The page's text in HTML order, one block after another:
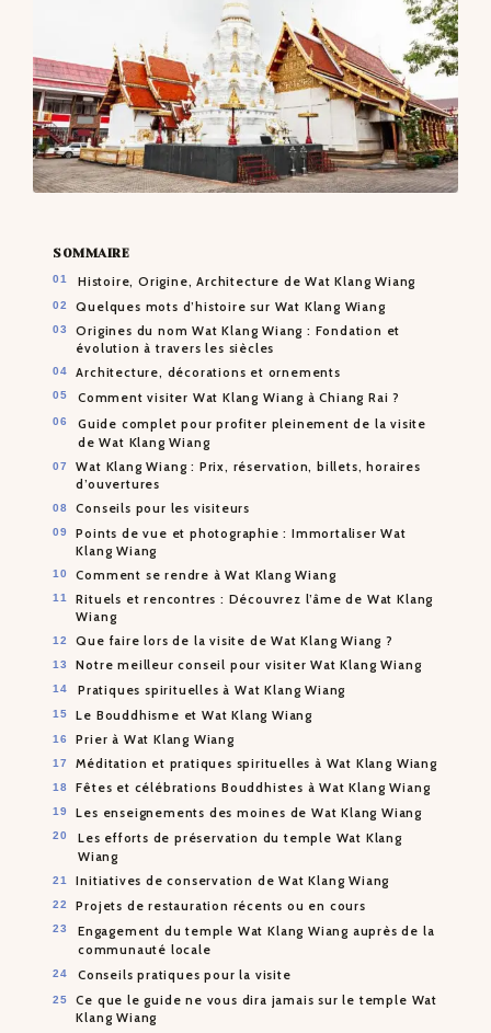
SOMMAIRE
Histoire, Origine, Architecture de Wat Klang Wiang
Quelques mots d’histoire sur Wat Klang Wiang
Origines du nom Wat Klang Wiang : Fondation et
évolution à travers les siècles
Architecture, décorations et ornements
Comment visiter Wat Klang Wiang à Chiang Rai ?
Guide complet pour profiter pleinement de la visite
de Wat Klang Wiang
Wat Klang Wiang : Prix, réservation, billets, horaires
d’ouvertures
Conseils pour les visiteurs
Points de vue et photographie : Immortaliser Wat
Klang Wiang
Comment se rendre à Wat Klang Wiang
Rituels et rencontres : Découvrez l’âme de Wat Klang
Wiang
Que faire lors de la visite de Wat Klang Wiang ?
Notre meilleur conseil pour visiter Wat Klang Wiang
Pratiques spirituelles à Wat Klang Wiang
Le Bouddhisme et Wat Klang Wiang
Prier à Wat Klang Wiang
Méditation et pratiques spirituelles à Wat Klang Wiang
Fêtes et célébrations Bouddhistes à Wat Klang Wiang
Les enseignements des moines de Wat Klang Wiang
Les efforts de préservation du temple Wat Klang
Wiang
Initiatives de conservation de Wat Klang Wiang
Projets de restauration récents ou en cours
Engagement du temple Wat Klang Wiang auprès de la
communauté locale
Conseils pratiques pour la visite
Ce que le guide ne vous dira jamais sur le temple Wat
Klang Wiang